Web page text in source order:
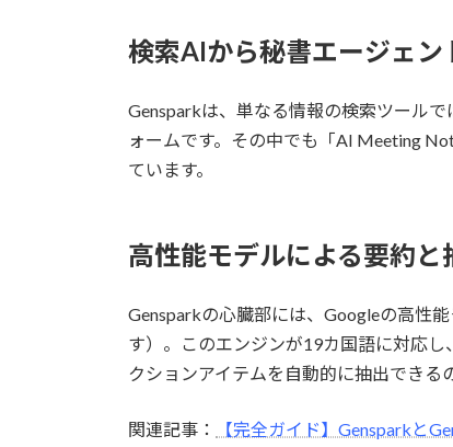
検索AIから秘書エージェン
Gensparkは、単なる情報の検索ツール
ォームです。その中でも「AI Meeting
ています。
高性能モデルによる要約と
Gensparkの心臓部には、Googleの高性
す）。このエンジンが19カ国語に対応
クションアイテムを自動的に抽出できる
関連記事： 【完全ガイド】Gensparkと